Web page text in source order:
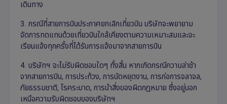
เดินทาง
3. กรณีที่สายการบินประกาศยกเลิกเที่ยวบิน บริษัทจะพยายาม
จัดการทดแทนด้วยเที่ยวบินใกล้เคียงตามความเหมาะสมและจะ
เรียนแจ้งทุกครั้งที่ได้รับการแจ้งมาจากสายการบิน
4. บริษัทฯ จะไม่รับผิดชอบใดๆ ทั้งสิ้น หากเกิดกรณีความล่าช้า
จากสายการบิน, การประท้วง, การนัดหยุดงาน, การก่อการจลาจล,
ภัยธรรมชาติ, โรคระบาด, การนำสิ่งของผิดกฎหมาย ซึ่งอยู่นอก
เหนือความรับผิดชอบของบริษัทฯ